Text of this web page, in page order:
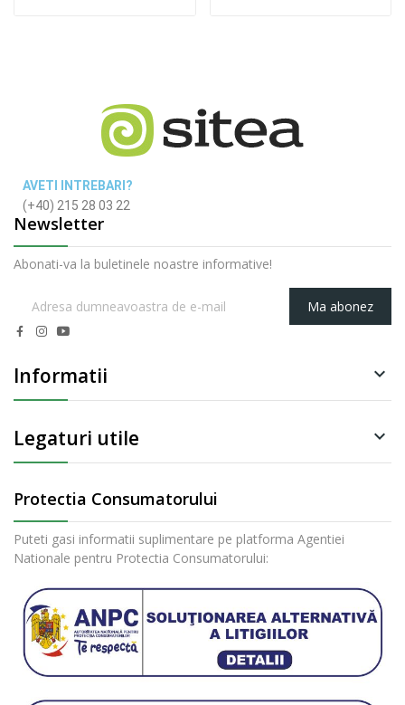
AVETI INTREBARI?
(+40) 215 28 03 22
Newsletter
Abonati-va la buletinele noastre informative!
Ma abonez
Informatii 
Legaturi utile 
Protectia Consumatorului
Puteti gasi informatii suplimentare pe platforma Agentiei
Nationale pentru Protectia Consumatorului: